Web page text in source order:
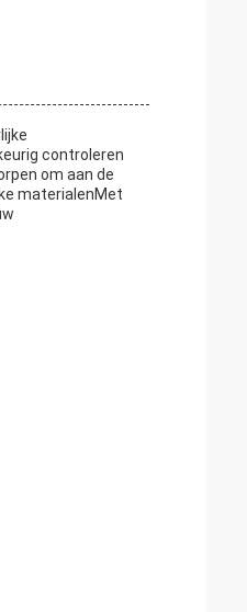
controleren
om aan de
materialenMet